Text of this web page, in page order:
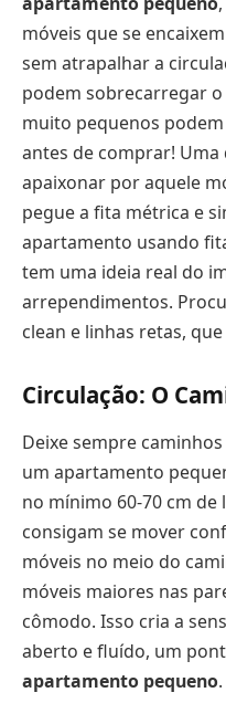
móveis que se
sem atrapalhar a
podem sobrecarregar
muito pequenos
antes de comprar! Uma
apaixonar por aquele
pegue a fita métrica e
apartamento usando
tem uma ideia real do
arrependimentos.
clean e linhas retas,
Circulação: O
Deixe sempre
um apartamento
no mínimo 60-70 cm de
consigam se mover
móveis no meio do
móveis maiores nas
cômodo. Isso cria a
aberto e fluído, um
apartamento pequeno